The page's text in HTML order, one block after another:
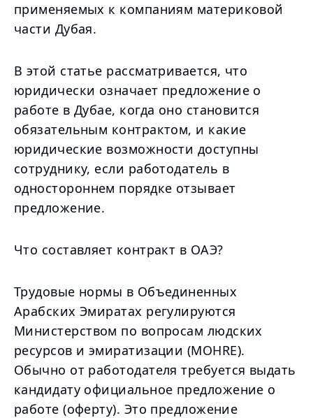
применяемых к компаниям материковой
части Дубая.
В этой статье рассматривается, что
юридически означает предложение о
работе в Дубае, когда оно становится
обязательным контрактом, и какие
юридические возможности доступны
сотруднику, если работодатель в
одностороннем порядке отзывает
предложение.
Что составляет контракт в ОАЭ?
Трудовые нормы в Объединенных
Арабских Эмиратах регулируются
Министерством по вопросам людских
ресурсов и эмиратизации (MOHRE).
Обычно от работодателя требуется выдать
кандидату официальное предложение о
работе (оферту). Это предложение